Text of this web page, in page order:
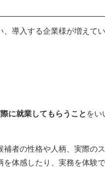
導入する企業様が増えて
に就業してもらうこと をい
者の性格や人柄、実際の
体感したり、実務を体験